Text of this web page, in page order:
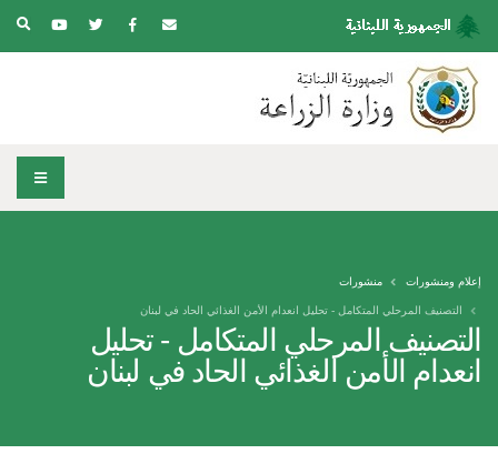
التصنيف المرحلي المتكامل - تحليل
انعدام الأمن الغذائي الحاد في لبنان
إعلام ومنشورات منشورات
التصنيف المرحلي المتكامل - تحليل انعدام الأمن الغذائي الحاد في لبنان